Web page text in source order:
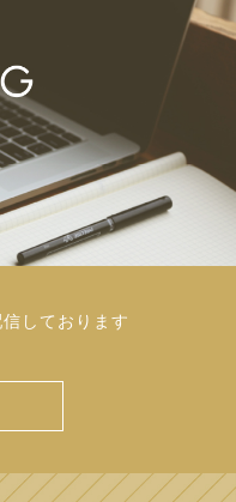
しております